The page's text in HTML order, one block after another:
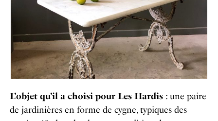
L’objet qu’il a choisi pour Les Hardis : une paire
de jardinières en forme de cygne, typiques des